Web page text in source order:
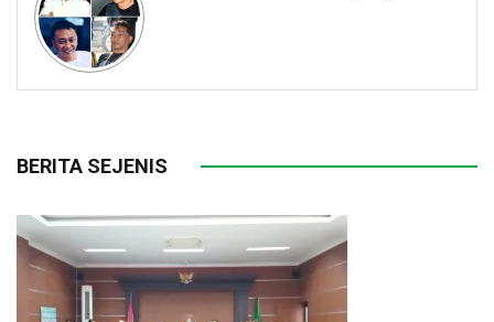
BERITA SEJENIS